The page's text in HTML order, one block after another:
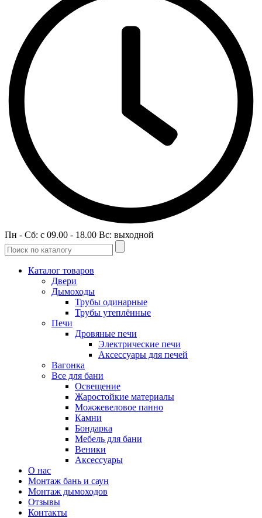
Пн - Сб: c 09.00 - 18.00 Вс: выходной
Каталог товаров
Двери
Дымоходы
Трубы одинарные
Трубы утеплённые
Печи
Дровяные печи
Электрические печи
Аксессуары для печей
Вагонка
Все для бани
Освещение
Жаростойкие материалы
Можжевеловое панно
Камни
Бондарка
Мебель для бани
Веники
Аксессуары
О нас
Монтаж бань и саун
Монтаж дымоходов
Отзывы
Контакты